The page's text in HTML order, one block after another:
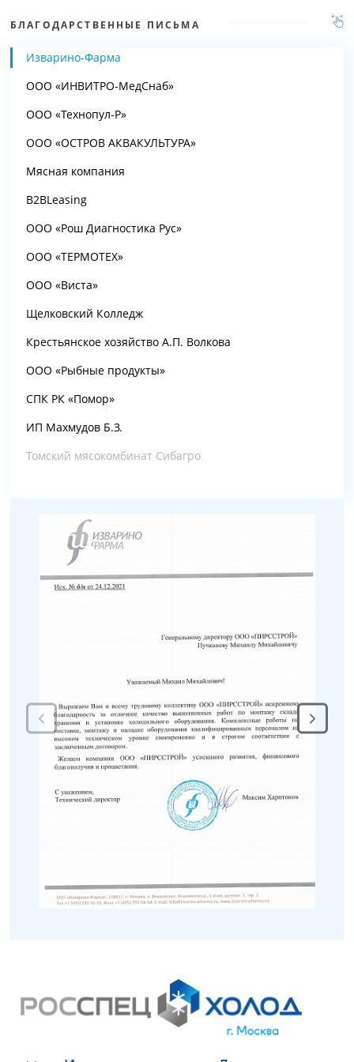
БЛАГОДАРСТВЕННЫЕ ПИСЬМА
Изварино-Фарма
ООО «ИНВИТРО-МедСнаб»
ООО «Технопул-Р»
ООО «ОСТРОВ АКВАКУЛЬТУРА»
Мясная компания
B2BLeasing
ООО «Рош Диагностика Рус»
ООО «ТЕРМОТЕХ»
ООО «Виста»
Щелковский Колледж
Крестьянское хозяйство А.П. Волкова
ООО «Рыбные продукты»
СПК РК «Помор»
ИП Махмудов Б.З.
Томский мясокомбинат Сибагро